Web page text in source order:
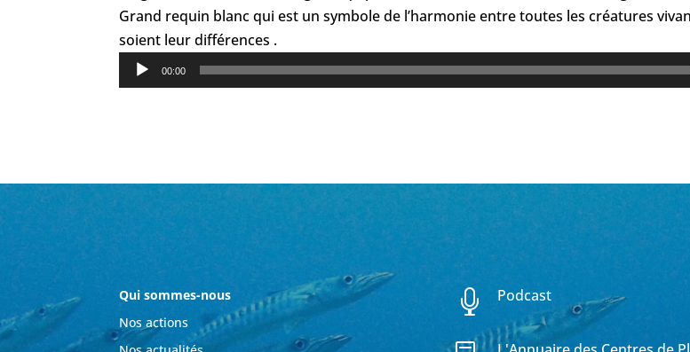
Grand requin blanc qui est un symbole de l’harmonie entre toutes les créatures
soient leur différences .
Lecteur
audio
00:00
Qui sommes-nous
Nos actions
 Podcast